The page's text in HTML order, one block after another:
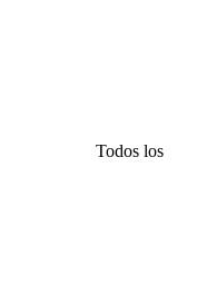
Todos los